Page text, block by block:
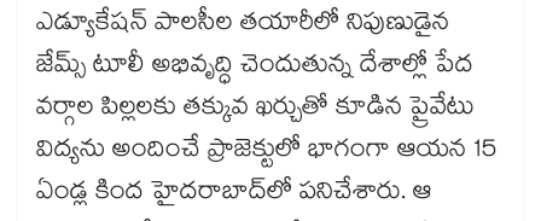
ఎడ్యూకేషన్ పాలసీల తయారీలో నిపుణుడైన
జేమ్స్ టూలీ అభివృద్ధి చెందుతున్న దేశాల్లో పేద
వర్గాల పిల్లలకు తక్కువ ఖర్చుతో కూడిన ప్రైవేటు
విద్యను అందించే ప్రాజెక్టులో భాగంగా ఆయన 15
ఏండ్ల కింద హైదరాబాద్​లో పనిచేశారు. ఆ